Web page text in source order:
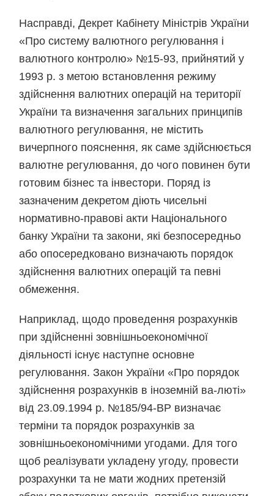
Насправді, Декрет Кабінету Міністрів України
«Про систему валютного регулювання і
валютного контролю» №15-93, прийнятий у
1993 р. з метою встановлення режиму
здійснення валютних операцій на території
України та визначення загальних принципів
валютного регулювання, не містить
вичерпного пояснення, як саме здійснюється
валютне регулювання, до чого повинен бути
готовим бізнес та інвестори. Поряд із
зазначеним декретом діють чисельні
нормативно-правові акти Національного
банку України та закони, які безпосередньо
або опосередковано визначають порядок
здійснення валютних операцій та певні
обмеження.
Наприклад, щодо проведення розрахунків
при здійсненні зовнішньоекономічної
діяльності існує наступне основне
регулювання. Закон України «Про порядок
здійснення розрахунків в іноземній ва-люті»
від 23.09.1994 р. №185/94-ВР визначає
терміни та порядок розрахунків за
зовнішньоекономічними угодами. Для того
щоб реалізувати укладену угоду, провести
розрахунки та не мати жодних претензій